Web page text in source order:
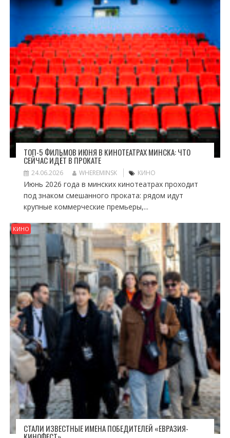
ТОП-5 ФИЛЬМОВ ИЮНЯ В КИНОТЕАТРАХ МИНСКА: ЧТО
СЕЙЧАС ИДЁТ В ПРОКАТЕ
24.06.2026 WHEREMINSK КИНО
Июнь 2026 года в минских кинотеатрах проходит
под знаком смешанного проката: рядом идут
крупные коммерческие премьеры,...
КИНО
СТАЛИ ИЗВЕСТНЫЕ ИМЕНА ПОБЕДИТЕЛЕЙ «ЕВРАЗИЯ-